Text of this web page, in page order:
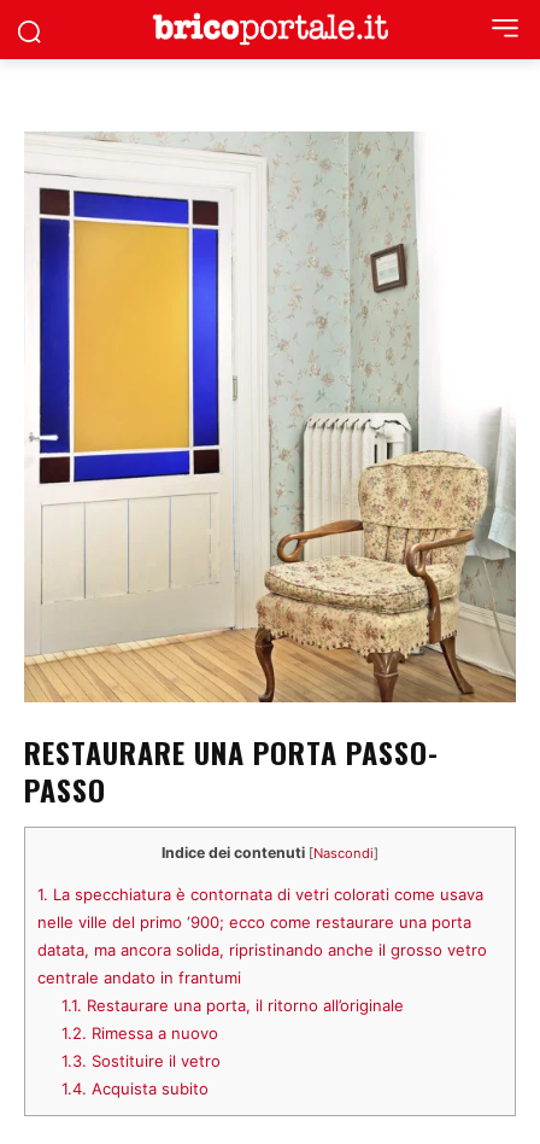
RESTAURARE UNA PORTA PASSO-
PASSO
Indice dei contenuti [Nascondi]
1. La specchiatura è contornata di vetri colorati come usava
nelle ville del primo ‘900; ecco come restaurare una porta
datata, ma ancora solida, ripristinando anche il grosso vetro
centrale andato in frantumi
1.1. Restaurare una porta, il ritorno all’originale
1.2. Rimessa a nuovo
1.3. Sostituire il vetro
1.4. Acquista subito